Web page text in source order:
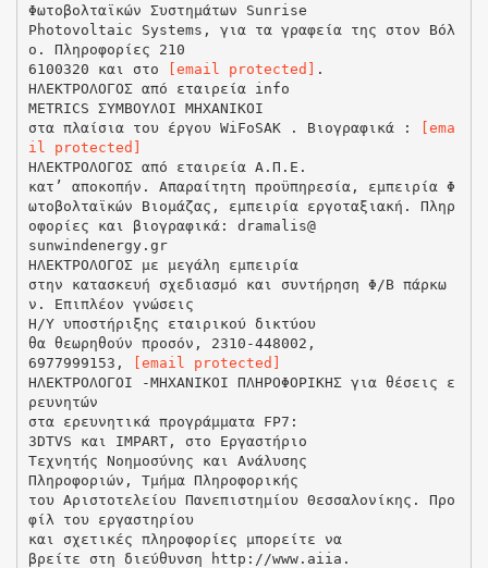
Φωτοβολταϊκών Συστημάτων Sunrise
Photovoltaic Systems, για τα γραφεία της στον Βόλ
ο. Πληροφορίες 210
6100320 και στο
[email protected] .
ΗΛΕΚΤΡΟΛΟΓΟΣ από εταιρεία info
METRICS ΣΥΜΒΟΥΛΟΙ ΜΗΧΑΝΙΚΟΙ
στα πλαίσια του έργου WiFoSAK . Βιογραφικά :
[ema
il protected]
ΗΛΕΚΤΡΟΛΟΓΟΣ από εταιρεία Α.Π.Ε.
κατ’ αποκοπήν. Απαραίτητη προϋπηρεσία, εμπειρία Φ
ωτοβολταϊκών Βιομάζας, εμπειρία εργοταξιακή. Πληρ
οφορίες και βιογραφικά: dramalis@
sunwindenergy.gr
ΗΛΕΚΤΡΟΛΟΓΟΣ με μεγάλη εμπειρία
στην κατασκευή σχεδιασμό και συντήρηση Φ/Β πάρκω
ν. Επιπλέον γνώσεις
Η/Υ υποστήριξης εταιρικού δικτύου
θα θεωρηθούν προσόν, 2310-448002,
6977999153,
[email protected]
ΗΛΕΚΤΡΟΛΟΓΟΙ -ΜΗΧΑΝΙΚΟΙ ΠΛΗΡΟΦΟΡΙΚΗΣ για θέσεις ε
ρευνητών
στα ερευνητικά προγράμματα FP7:
3DTVS και IMPART, στο Εργαστήριο
Τεχνητής Νοημοσύνης και Ανάλυσης
Πληροφοριών, Τμήμα Πληροφορικής
του Αριστοτελείου Πανεπιστημίου Θεσσαλονίκης. Προ
φίλ του εργαστηρίου
και σχετικές πληροφορίες μπορείτε να
βρείτε στη διεύθυνση http://www.aiia.